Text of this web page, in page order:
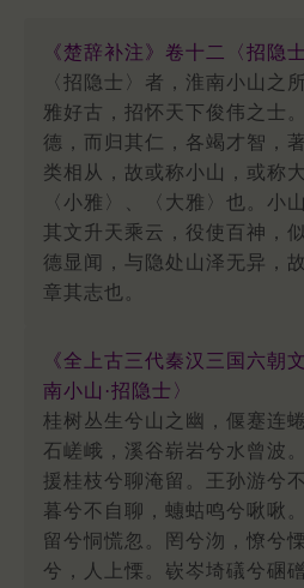
《楚辞补注》卷十二〈招隐
〈招隐士〉者，淮南小山之
雅好古，招怀天下俊伟之士
德，而归其仁，各竭才智，
类相从，故或称小山，或称
〈小雅〉、〈大雅〉也。小
其文升天乘云，役使百神，
德显闻，与隐处山泽无异，
章其志也。
《全上古三代秦汉三国六朝
南小山·招隐士〉
桂树丛生兮山之幽，偃蹇连
石嵯峨，溪谷崭岩兮水曾波
援桂枝兮聊淹留。王孙游兮
暮兮不自聊，蟪蛄鸣兮啾啾
留兮恫慌忽。罔兮沕，憭兮
兮，人上慄。嵚岑埼礒兮碅